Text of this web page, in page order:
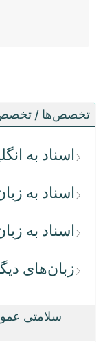
تخصص‌ها /
اسناد به
اسناد به
اسناد به
زبان‌های